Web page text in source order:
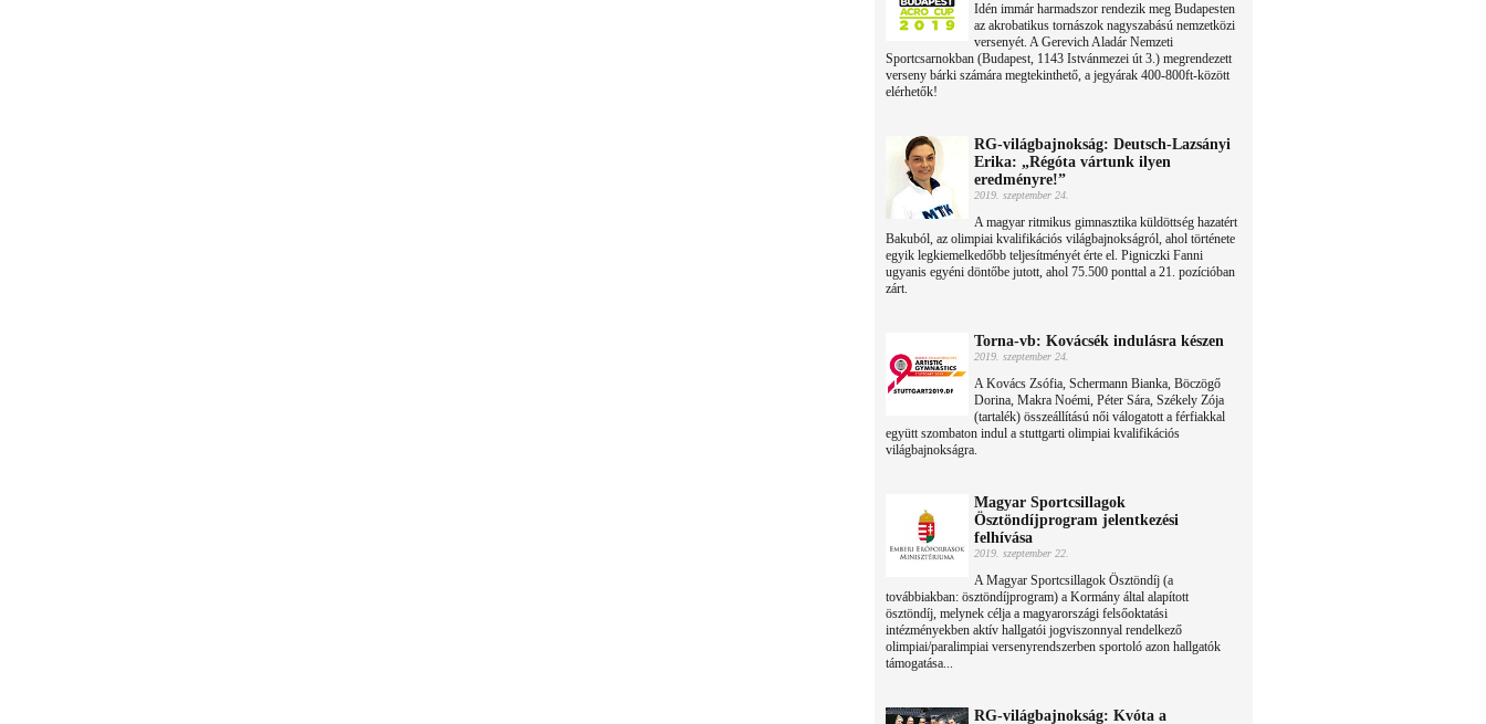
Idén immár harmadszor rendezik meg Budapesten
az akrobatikus tornászok nagyszabású nemzetközi
versenyét. A Gerevich Aladár Nemzeti
Sportcsarnokban (Budapest, 1143 Istvánmezei út 3.) megrendezett
verseny bárki számára megtekinthető, a jegyárak 400-800ft-között
elérhetők!
RG-világbajnokság: Deutsch-Lazsányi
Erika: „Régóta vártunk ilyen
eredményre!”
2019. szeptember 24.
A magyar ritmikus gimnasztika küldöttség hazatért
Bakuból, az olimpiai kvalifikációs világbajnokságról, ahol története
egyik legkiemelkedőbb teljesítményét érte el. Pigniczki Fanni
ugyanis egyéni döntőbe jutott, ahol 75.500 ponttal a 21. pozícióban
zárt.
Torna-vb: Kovácsék indulásra készen
2019. szeptember 24.
A Kovács Zsófia, Schermann Bianka, Böczögő
Dorina, Makra Noémi, Péter Sára, Székely Zója
(tartalék) összeállítású női válogatott a férfiakkal
együtt szombaton indul a stuttgarti olimpiai kvalifikációs
világbajnokságra.
Magyar Sportcsillagok
Ösztöndíjprogram jelentkezési
felhívása
2019. szeptember 22.
A Magyar Sportcsillagok Ösztöndíj (a
továbbiakban: ösztöndíjprogram) a Kormány által alapított
ösztöndíj, melynek célja a magyarországi felsőoktatási
intézményekben aktív hallgatói jogviszonnyal rendelkező
olimpiai/paralimpiai versenyrendszerben sportoló azon hallgatók
támogatása...
RG-világbajnokság: Kvóta a